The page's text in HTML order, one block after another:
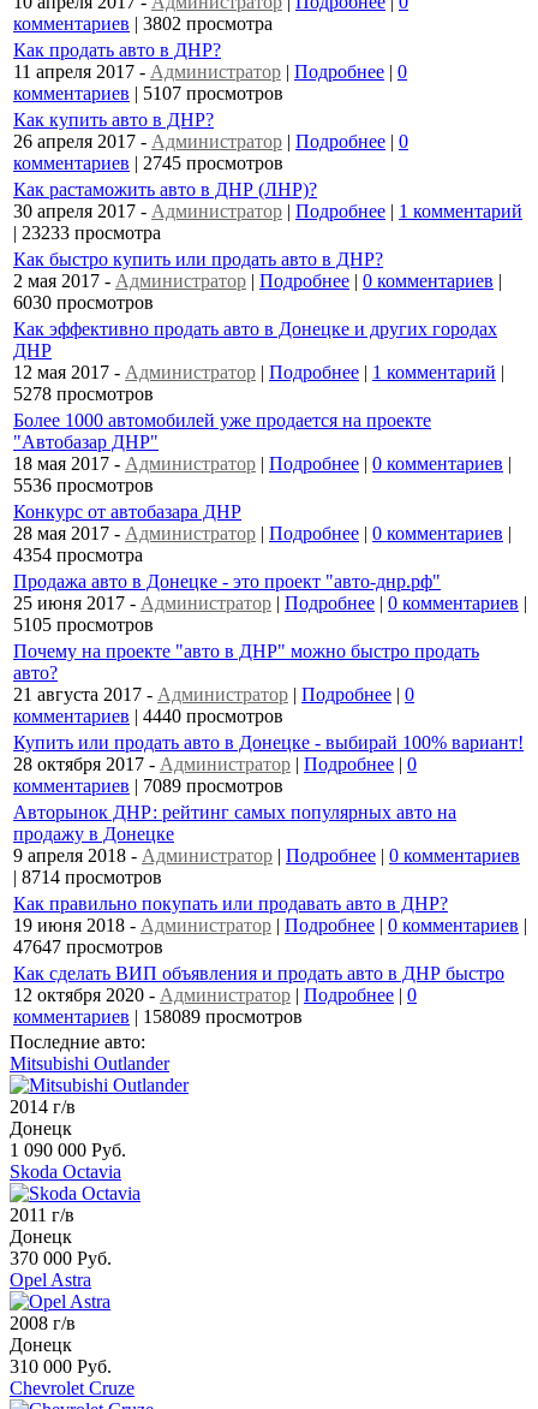
комментариев | 3802 просмотра
Как продать авто в ДНР?
11 апреля 2017 - Администратор | Подробнее | 0
комментариев | 5107 просмотров
Как купить авто в ДНР?
26 апреля 2017 - Администратор | Подробнее | 0
комментариев | 2745 просмотров
Как растаможить авто в ДНР (ЛНР)?
30 апреля 2017 - Администратор | Подробнее | 1 комментарий
| 23233 просмотра
Как быстро купить или продать авто в ДНР?
2 мая 2017 - Администратор | Подробнее | 0 комментариев |
6030 просмотров
Как эффективно продать авто в Донецке и других городах
ДНР
12 мая 2017 - Администратор | Подробнее | 1 комментарий |
5278 просмотров
Более 1000 автомобилей уже продается на проекте
"Автобазар ДНР"
18 мая 2017 - Администратор | Подробнее | 0 комментариев |
5536 просмотров
Конкурс от автобазара ДНР
28 мая 2017 - Администратор | Подробнее | 0 комментариев |
4354 просмотра
Продажа авто в Донецке - это проект "авто-днр.рф"
25 июня 2017 - Администратор | Подробнее | 0 комментариев |
5105 просмотров
Почему на проекте "авто в ДНР" можно быстро продать
авто?
21 августа 2017 - Администратор | Подробнее | 0
комментариев | 4440 просмотров
Купить или продать авто в Донецке - выбирай 100% вариант!
28 октября 2017 - Администратор | Подробнее | 0
комментариев | 7089 просмотров
Авторынок ДНР: рейтинг самых популярных авто на
продажу в Донецке
9 апреля 2018 - Администратор | Подробнее | 0 комментариев
| 8714 просмотров
Как правильно покупать или продавать авто в ДНР?
19 июня 2018 - Администратор | Подробнее | 0 комментариев |
47647 просмотров
Как сделать ВИП объявления и продать авто в ДНР быстро
12 октября 2020 - Администратор | Подробнее | 0
комментариев | 158089 просмотров
Последние авто:
Mitsubishi Outlander
2014 г/в
Донецк
1 090 000 Руб.
Skoda Octavia
2011 г/в
Донецк
370 000 Руб.
Opel Astra
2008 г/в
Донецк
310 000 Руб.
Chevrolet Cruze